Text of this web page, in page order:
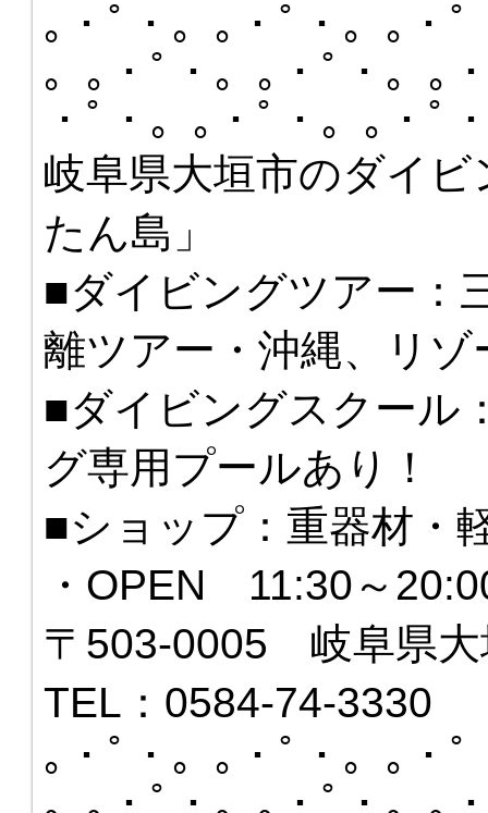
｡・ﾟ・。｡・ﾟ・。｡・
。｡・ﾟ・。｡・ﾟ・。｡
・ﾟ・。｡・ﾟ・。｡・ﾟ
岐阜県大垣市のダイ
たん島」
■ダイビングツアー：
離ツアー・沖縄、リ
■ダイビングスクール
グ専用プールあり！
■ショップ：重器材・
・OPEN 11:30～
〒503-0005 岐阜県大
TEL：0584-74-3330
｡・ﾟ・。｡・ﾟ・。｡・